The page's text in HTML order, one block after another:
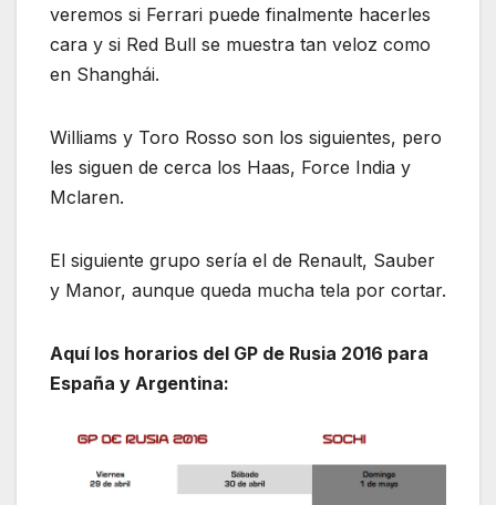
veremos si Ferrari puede finalmente hacerles
cara y si Red Bull se muestra tan veloz como
en Shanghái.
Williams y Toro Rosso son los siguientes, pero
les siguen de cerca los Haas, Force India y
Mclaren.
El siguiente grupo sería el de Renault, Sauber
y Manor, aunque queda mucha tela por cortar.
Aquí los horarios del GP de Rusia 2016 para
España y Argentina: